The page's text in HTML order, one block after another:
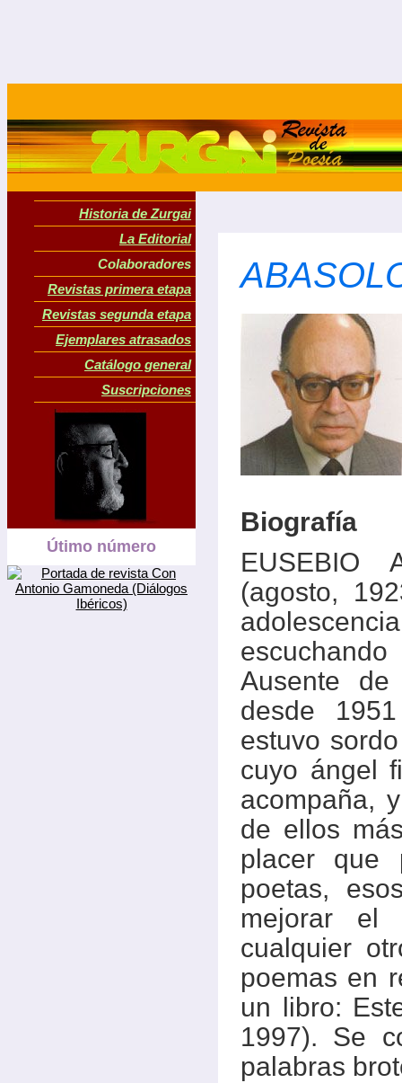
Historia de Zurgai
La Editorial
Colaboradores
Revistas primera etapa
Revistas segunda etapa
Ejemplares atrasados
Catálogo general
Suscripciones
Útimo número
Biografía
EUSEBIO
(agosto,
Ausente
desde
estuvo
cuyo ángel
acompaña,
de ellos
placer que
poetas,
mejorar el
cualquier
poemas en
un libro:
1997). Se
palabras